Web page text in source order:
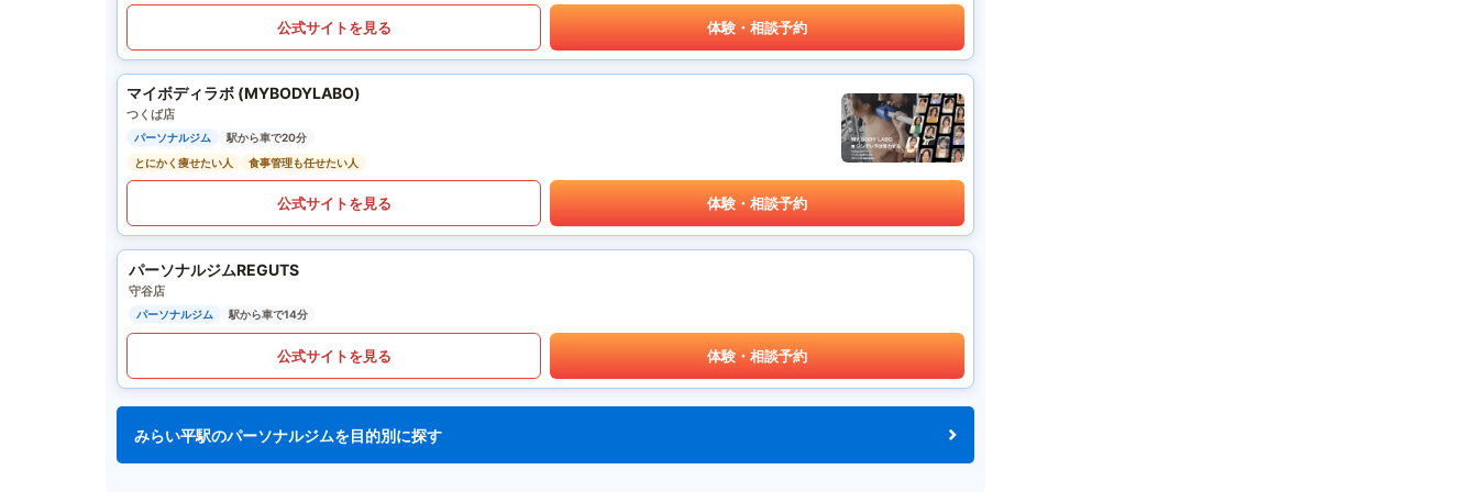
公式サイトを見る 体験・相談予約
マイボディラボ (MYBODYLABO)
つくば店
パーソナルジム
駅から車で20分
とにかく痩せたい人
食事管理も任せたい人
公式サイトを見る 体験・相談予約
パーソナルジムREGUTS
守谷店
パーソナルジム 駅から車で14分
公式サイトを見る 体験・相談予約
みらい平駅のパーソナルジムを目的別に探す